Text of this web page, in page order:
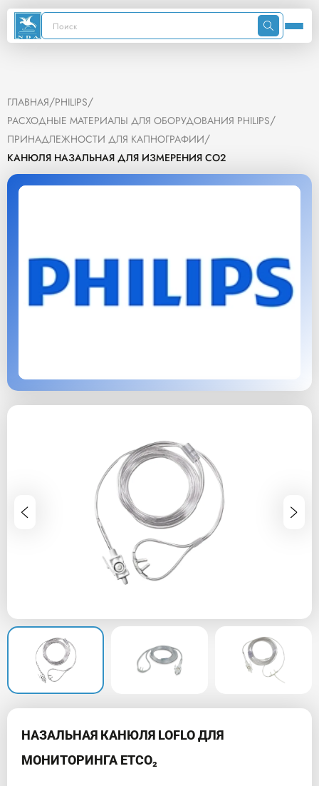
ГЛАВНАЯ/PHILIPS/
РАСХОДНЫЕ МАТЕРИАЛЫ ДЛЯ ОБОРУДОВАНИЯ PHILIPS/
ПРИНАДЛЕЖНОСТИ ДЛЯ КАПНОГРАФИИ/
КАНЮЛЯ НАЗАЛЬНАЯ ДЛЯ ИЗМЕРЕНИЯ CO2
НАЗАЛЬНАЯ КАНЮЛЯ LOFLO ДЛЯ
МОНИТОРИНГА ETCO₂